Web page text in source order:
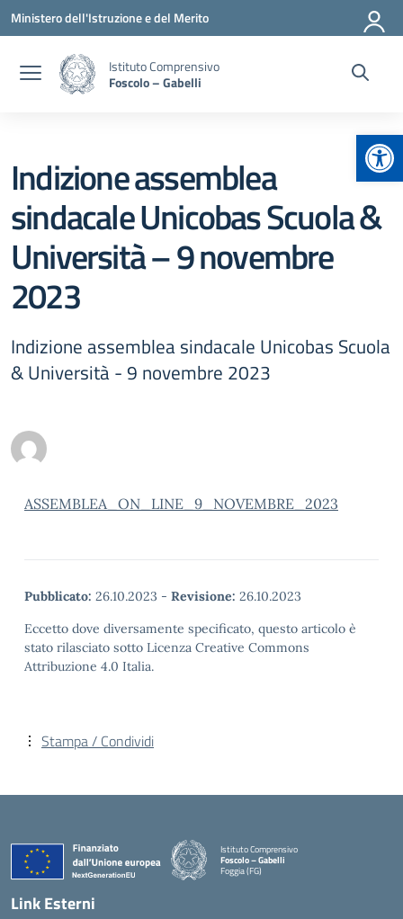
Vai ai contenuti
Vai al menu di navigazione
Vai al footer
Ministero dell'Istruzione e del Merito
Istituto Comprensivo
Foscolo – Gabelli
Indizione assemblea
sindacale Unicobas Scuola &
Università – 9 novembre
2023
Indizione assemblea sindacale Unicobas Scuola
& Università - 9 novembre 2023
ASSEMBLEA_ON_LINE_9_NOVEMBRE_2023
Pubblicato: 26.10.2023 - Revisione: 26.10.2023
Eccetto dove diversamente specificato, questo articolo è
stato rilasciato sotto Licenza Creative Commons
Attribuzione 4.0 Italia.
Stampa / Condividi
Istituto Comprensivo
Foscolo – Gabelli
Foggia (FG)
— Visita la pagina iniziale della scuola
Link Esterni